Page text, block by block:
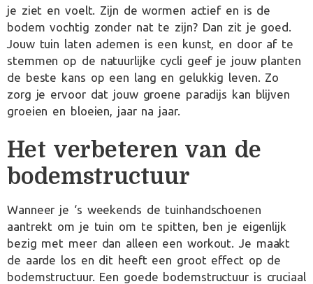
je ziet en voelt. Zijn de wormen actief en is de
bodem vochtig zonder nat te zijn? Dan zit je goed.
Jouw tuin laten ademen is een kunst, en door af te
stemmen op de natuurlijke cycli geef je jouw planten
de beste kans op een lang en gelukkig leven. Zo
zorg je ervoor dat jouw groene paradijs kan blijven
groeien en bloeien, jaar na jaar.
Het verbeteren van de
bodemstructuur
Wanneer je ‘s weekends de tuinhandschoenen
aantrekt om je tuin om te spitten, ben je eigenlijk
bezig met meer dan alleen een workout. Je maakt
de aarde los en dit heeft een groot effect op de
bodemstructuur. Een goede bodemstructuur is cruciaal